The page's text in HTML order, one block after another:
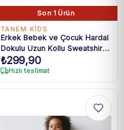
Son 1 Ürün
TANEM KIDS
Erkek Bebek ve Çocuk Hardal
Dokulu Uzun Kollu Sweatshirt
1-4 Yaş
₺299,90
Hızlı teslimat